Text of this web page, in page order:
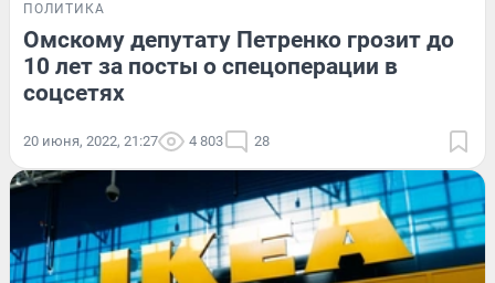
ПОЛИТИКА
Омскому депутату Петренко грозит до
10 лет за посты о спецоперации в
соцсетях
20 июня, 2022, 21:27 4 803 28